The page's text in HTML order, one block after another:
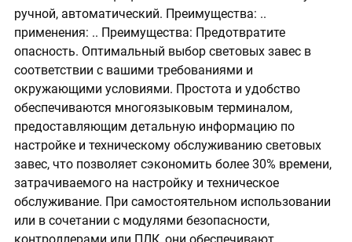
ручной, автоматический. Преимущества: ..
применения: .. Преимущества: Предотвратите
опасность. Оптимальный выбор световых завес в
соответствии с вашими требованиями и
окружающими условиями. Простота и удобство
обеспечиваются многоязыковым терминалом,
предоставляющим детальную информацию по
настройке и техническому обслуживанию световых
завес, что позволяет сэкономить более 30% времени,
затрачиваемого на настройку и техническое
обслуживание. При самостоятельном использовании
или в сочетании с модулями безопасности,
контроллерами или ПЛК, они обеспечивают